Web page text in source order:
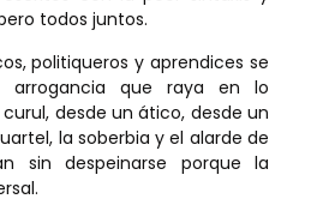
todos juntos.
politiqueros y aprendices se
arrogancia que raya en lo
desde un ático, desde un
la soberbia y el alarde de
sin despeinarse porque la